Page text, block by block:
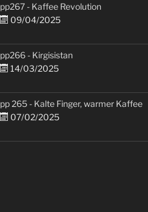
pp267 - Kaffee Revolution
09/04/2025
pp266 - Kirgisistan
14/03/2025
pp 265 - Kalte Finger, warmer Kaffee
07/02/2025